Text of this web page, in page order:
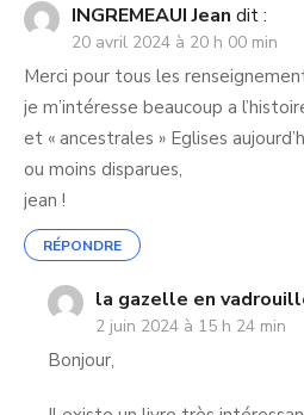
INGREMEAUI Jean dit :
20 avril 2024 à 20 h 00 min
Merci pour tous les
je m’intéresse beaucoup a
et « ancestrales » Eglises
ou moins disparues,
jean !
RÉPONDRE
la gazelle en
2 juin 2024 à 15 h 24 min
Bonjour,